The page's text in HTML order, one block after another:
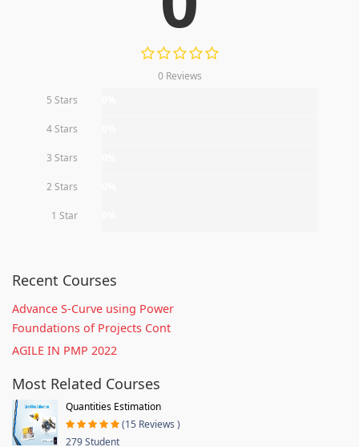
0 Reviews
5 Stars
4 Stars
3 Stars
2 Stars
1 Star
Recent Courses
Advance S-Curve using Power
Foundations of Projects Cont
AGILE IN PMP 2022
Most Related Courses
Quantities Estimation
(15 Reviews )
279 Student